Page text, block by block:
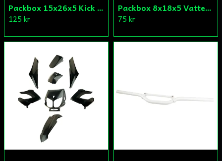
Packbox 15x26x5 Kick Aprilia/Derbi/Gilera (original)
125 kr
Packbox 8x18x5 Vattenpump Aprilia/Derbi/Gilera (original)
75 kr